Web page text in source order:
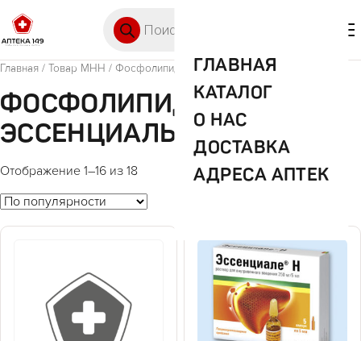
ГЛАВНАЯ
КАТАЛОГ
О НАС
ДОСТАВКА
АДРЕСА АПТЕК
Главная / Товар МНН / Фосфолипиды эссенциальные
ФОСФОЛИПИДЫ
ЭССЕНЦИАЛЬНЫЕ
Отображение 1–16 из 18